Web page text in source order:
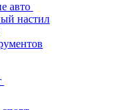
авто
настил